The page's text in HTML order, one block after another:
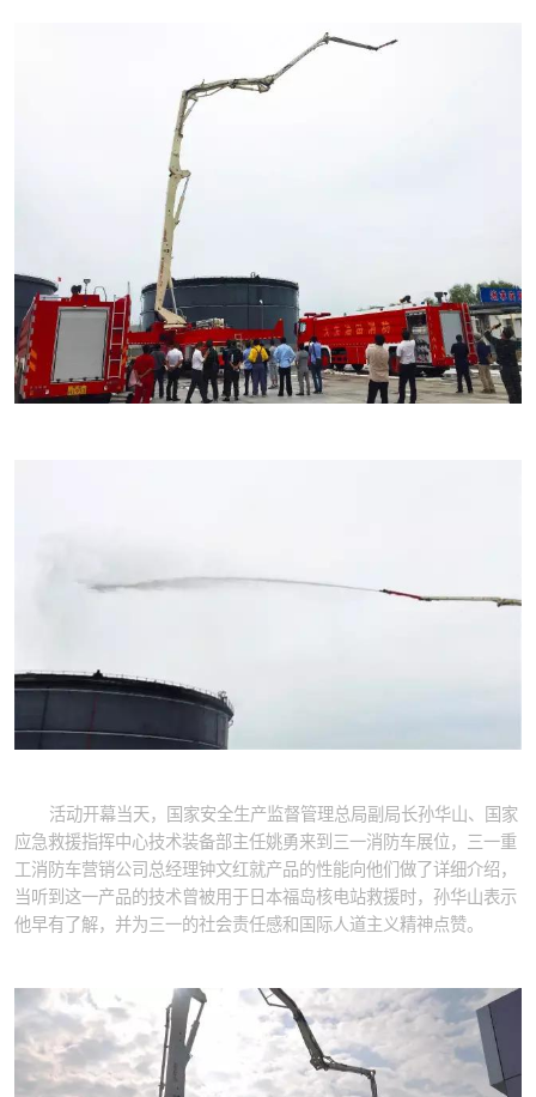
活动开幕当天，国家安全生产监督管理总局副局长孙华山、国家
应急救援指挥中心技术装备部主任姚勇来到三一消防车展位，三一重
工消防车营销公司总经理钟文红就产品的性能向他们做了详细介绍，
当听到这一产品的技术曾被用于日本福岛核电站救援时，孙华山表示
他早有了解，并为三一的社会责任感和国际人道主义精神点赞。